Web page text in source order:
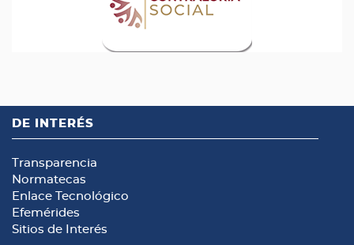
DE INTERÉS
Transparencia
Normatecas
Enlace Tecnológico
Efemérides
Sitios de Interés